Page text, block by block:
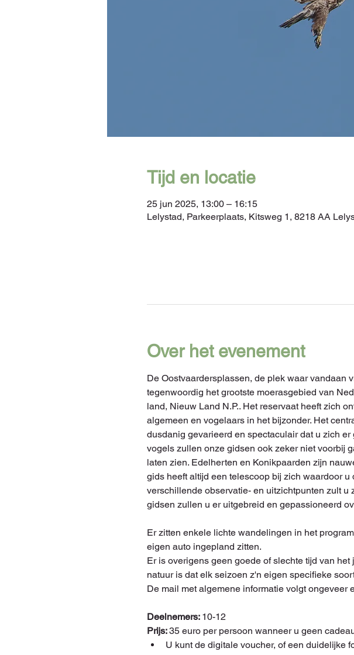
Tijd en locatie
25 jun 2025, 13:00 – 16:15
Lelystad, Parkeerplaats, Kitsweg 1, 8218 AA
Over het evenement
De Oostvaardersplassen, de plek waar vandaan
tegenwoordig het grootste moerasgebied van
land, Nieuw Land N.P.. Het reservaat heeft zich
algemeen en vogelaars in het bijzonder. Het
dusdanig gevarieerd en spectaculair dat u zich
vogels zullen onze gidsen ook zeker niet voorbij
laten zien. Edelherten en Konikpaarden zijn
gids heeft altijd een telescoop bij zich waardoor
verschillende observatie- en uitzichtpunten zult
gidsen zullen u er uitgebreid en gepassioneerd
Er zitten enkele lichte wandelingen in het
eigen auto ingepland zitten.
Er is overigens geen goede of slechte tijd van
natuur is dat elk seizoen z'n eigen specifieke
De mail met algemene informatie volgt ongeveer
Deelnemers: 10-12
Prijs: 35 euro per persoon wanneer u geen
U kunt de digitale voucher, of een duidelijke